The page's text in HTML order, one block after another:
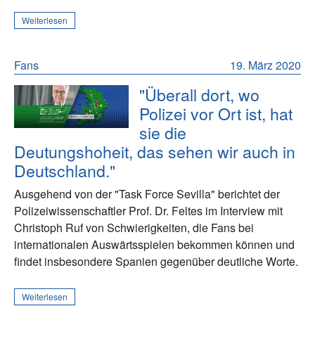
Weiterlesen
19. März 2020
Fans
"Überall dort, wo
Polizei vor Ort ist, hat
sie die
Deutungshoheit, das sehen wir auch in
Deutschland."
Ausgehend von der "Task Force Sevilla" berichtet der
Polizeiwissenschaftler Prof. Dr. Feltes im Interview mit
Christoph Ruf von Schwierigkeiten, die Fans bei
internationalen Auswärtsspielen bekommen können und
findet insbesondere Spanien gegenüber deutliche Worte.
Weiterlesen